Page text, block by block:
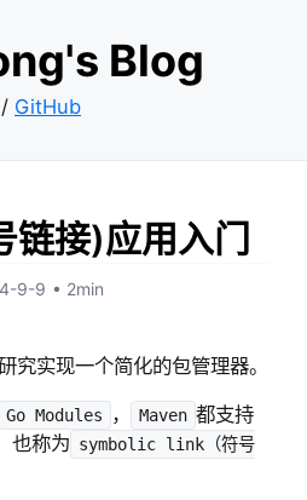
Blog
/ GitHub
链接)应用入门
9-9 • 2min
究实现一个简化的包管理器。
Go Modules ， Maven 都支持
也称为 symbolic link（符号